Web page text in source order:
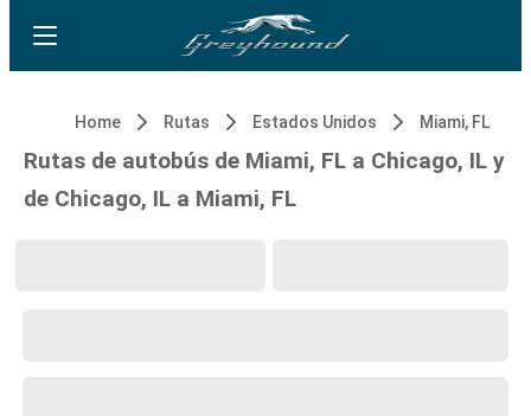
Home Rutas Estados Unidos Miami, FL
Rutas de autobús de Miami, FL a Chicago, IL y
de Chicago, IL a Miami, FL